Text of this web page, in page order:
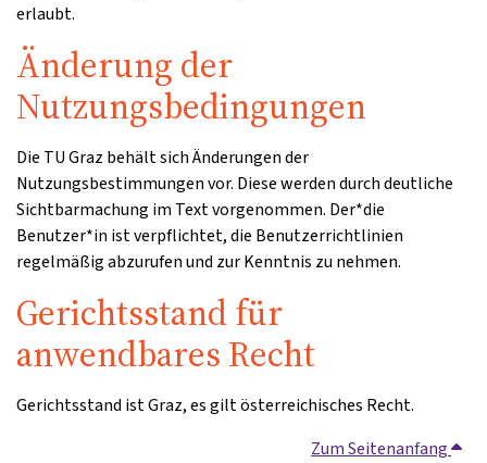
erlaubt.
Änderung der
Nutzungsbedingungen
Die TU Graz behält sich Änderungen der
Nutzungsbestimmungen vor. Diese werden durch deutliche
Sichtbarmachung im Text vorgenommen. Der*die
Benutzer*in ist verpflichtet, die Benutzerrichtlinien
regelmäßig abzurufen und zur Kenntnis zu nehmen.
Gerichtsstand für
anwendbares Recht
Gerichtsstand ist Graz, es gilt österreichisches Recht.
Zum Seitenanfang